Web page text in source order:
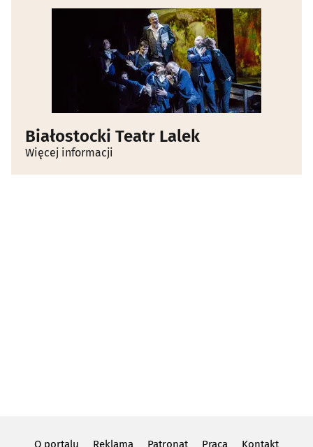
Białostocki Teatr Lalek
Więcej informacji
O portalu Reklama Patronat Praca Kontakt